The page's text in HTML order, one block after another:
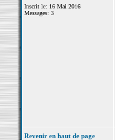
Inscrit le: 16 Mai 2016
Messages: 3
Revenir en haut de page